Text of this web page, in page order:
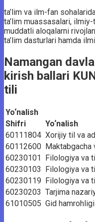
ta’lim va ilm-fan
ta’lim muassasalari,
muddatli aloqalarni
ta’lim dasturlari hamda
Namangan
kirish ballari
tili
Yo‘nalish
Shifri
Yo‘nalish
60111804 Xorijiy til va
60112600 Maktabgacha
60230101
Filologiya va
60230103
Filologiya va
60230119
Filologiya va
60230203 Tarjima
61010505 Gid